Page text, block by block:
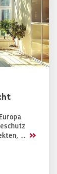
… >>